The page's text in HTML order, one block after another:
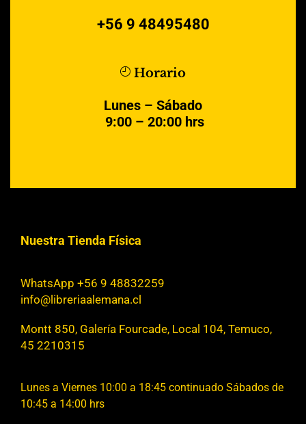
+56 9 48495480
Horario
Lunes – Sábado
9:00 – 20:00 hrs
Nuestra Tienda Física
WhatsApp +56 9 48832259
info@libreriaalemana.cl
Montt 850, Galería Fourcade, Local 104, Temuco,
45 2210315
Lunes a Viernes 10:00 a 18:45 continuado Sábados de
10:45 a 14:00 hrs